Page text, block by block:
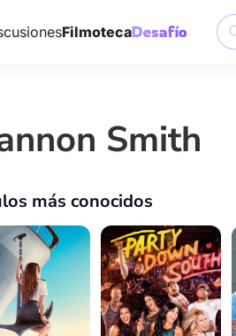
Filmoteca
Smith
más conocidos